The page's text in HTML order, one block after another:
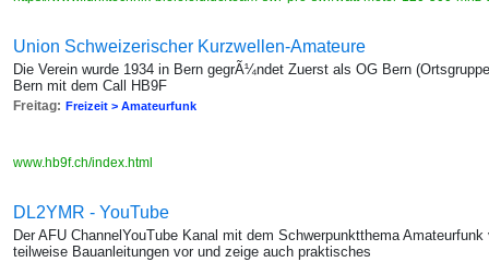
Union Schweizerischer Kurzwellen-Amateure
Die Verein wurde 1934 in Bern gegrÃ¼ndet Zuerst als OG Bern
Bern mit dem Call HB9F
Freitag: Freizeit > Amateurfunk
www.hb9f.ch/index.html
DL2YMR - YouTube
Der AFU ChannelYouTube Kanal mit dem Schwerpunktthema
teilweise Bauanleitungen vor und zeige auch praktisches